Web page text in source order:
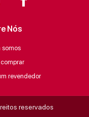
Nós
somos
revendedor
reservados